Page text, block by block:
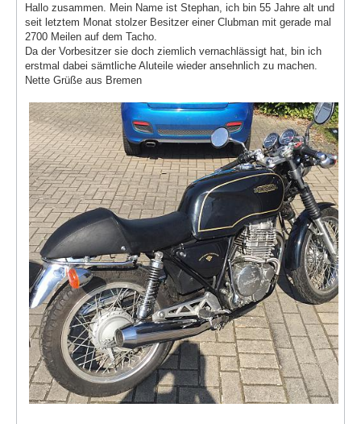
Hallo zusammen. Mein Name ist Stephan, ich bin 55 Jahre alt und
seit letztem Monat stolzer Besitzer einer Clubman mit gerade mal
2700 Meilen auf dem Tacho.
Da der Vorbesitzer sie doch ziemlich vernachlässigt hat, bin ich
erstmal dabei sämtliche Aluteile wieder ansehnlich zu machen.
Nette Grüße aus Bremen